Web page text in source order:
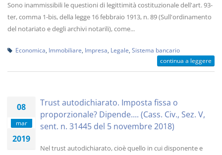
Sono inammissibili le questioni di legittimità costituzionale dell'art. 93-
ter, comma 1-bis, della legge 16 febbraio 1913, n. 89 (Sull'ordinamento
del notariato e degli archivi notarili), come...
Economica Immobiliare Impresa Legale Sistema bancario
continua a leggere
08
mar
2019
Trust autodichiarato. Imposta fissa o
proporzionale? Dipende.... (Cass. Civ., Sez. V,
sent. n. 31445 del 5 novembre 2018)
Nel trust autodichiarato, cioè quello in cui disponente e